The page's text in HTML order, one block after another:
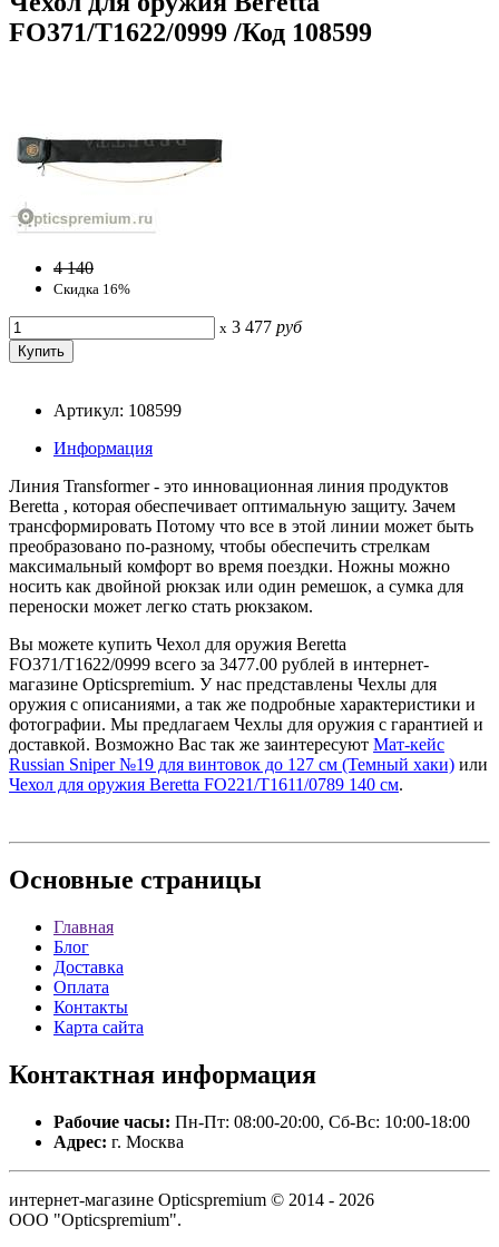
FO371/T1622/0999 /Код 108599
4 140
Скидка 16%
x 3 477 руб
Артикул: 108599
Информация
Линия Transformer - это инновационная линия продуктов
Beretta , которая обеспечивает оптимальную защиту. Зачем
трансформировать Потому что все в этой линии может быть
преобразовано по-разному, чтобы обеспечить стрелкам
максимальный комфорт во время поездки. Ножны можно
носить как двойной рюкзак или один ремешок, а сумка для
переноски может легко стать рюкзаком.
Вы можете купить Чехол для оружия Beretta
FO371/T1622/0999 всего за 3477.00 рублей в интернет-
магазине Opticspremium. У нас представлены Чехлы для
оружия с описаниями, а так же подробные характеристики и
фотографии. Мы предлагаем Чехлы для оружия с гарантией и
доставкой. Возможно Вас так же заинтересуют Мат-кейс
Russian Sniper №19 для винтовок до 127 см (Темный хаки) или
Чехол для оружия Beretta FO221/T1611/0789 140 см.
Основные страницы
Главная
Блог
Доставка
Оплата
Контакты
Карта сайта
Контактная информация
Рабочие часы: Пн-Пт: 08:00-20:00, Сб-Вс: 10:00-18:00
Адрес: г. Москва
интернет-магазине Opticspremium © 2014 - 2026
ООО "Opticspremium".